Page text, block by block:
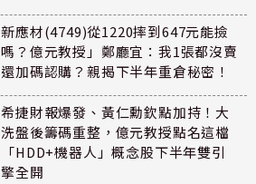
新應材(4749)從1220摔到647元能撿
嗎？億元教授」鄭廳宜：我1張都沒賣
還加碼認購？親揭下半年重倉秘密！
希捷財報爆發、黃仁勳欽點加持！大
洗盤後籌碼重整，億元教授點名這檔
「HDD+機器人」概念股下半年雙引
擎全開